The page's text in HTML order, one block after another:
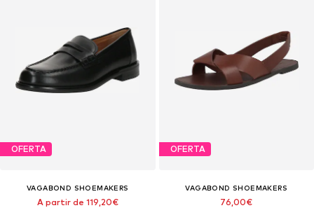
OFERTA
VAGABOND SHOEMAKERS
A partir de 119,20€
OFERTA
VAGABOND SHOEMAKERS
76,00€